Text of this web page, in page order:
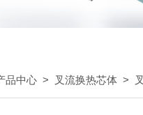
品中心 > 叉流换热芯体 >